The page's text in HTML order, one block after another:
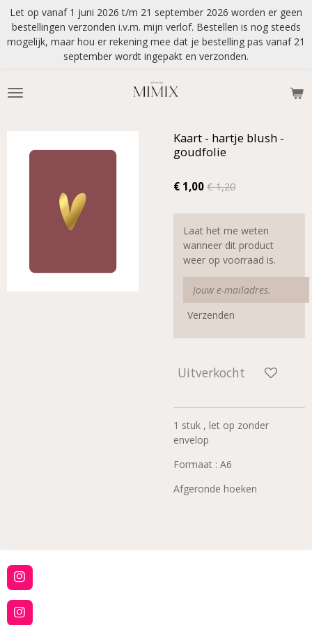
Ga
direct
naar
Let op vanaf 1 juni 2026 t/m 21 september 2026 worden er geen
bestellingen verzonden i.v.m. mijn verlof. Bestellen is nog steeds
mogelijk, maar hou er rekening mee dat je bestelling pas vanaf 21
september wordt ingepakt en verzonden.
Kaart - hartje blush -
goudfolie
€ 1,00 € 1,20
Laat het me weten
wanneer dit product
weer op voorraad is.
Verzenden
Uitverkocht
1 stuk , let op zonder
envelop
Formaat : A6
Afgeronde hoeken
I
n
s
t
I